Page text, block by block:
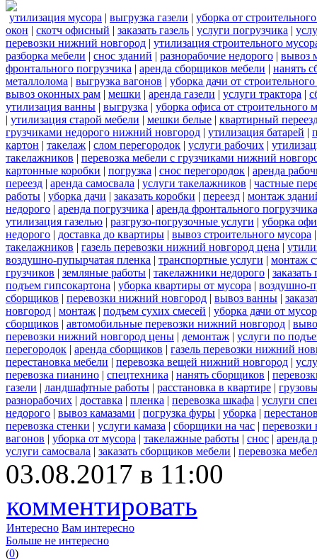
утилизация мусора | выгрузка газели | уборка от
окон | скотч офисный | заказать газель | услуги погрузчика |
перевозки нижний новгород | утилизация строительного
разборка мебели | снос зданий | разнорабочие недорого | вывоз
фронтального погрузчика | аренда сборщиков мебели | нанять
металлолома | выгрузка вагонов | уборка дачи от
вывоз оконных рам | мешки | аренда газели | услуги трактора |
утилизация ванны | выгрузка | уборка офиса от строительного
| утилизация старой мебели | мешки белые | квартирный
грузчиками недорого нижний новгород | утилизация батарей |
картон | такелаж | слом перегородок | услуги рабочих |
такелажников | перевозка мебели с грузчиками нижний
картонные коробки | погрузка | снос перегородок | аренда
переезд | аренда самосвала | услуги такелажников | частные
работы | уборка дачи | заказать коробки | переезд | монтаж
недорого | аренда погрузчика | аренда фронтального погрузчика
утилизация газелью | разгрузо-погрузочные услуги | уборка
недорого | доставка до квартиры | вывоз строительного мусора
такелажников | газель перевозки нижний новгород цена |
воздушно-пупырчатая пленка | транспортные услуги | монтаж
грузчиков | земляные работы | такелажники недорого |
подъем гипсокартона | уборка квартиры от мусора | воздушно-
сборщиков | перевозки нижний новгород | вывоз ванны |
новгород | монтаж | подъем сухих смесей | уборка дачи от
сборщиков | автомобильные перевозки нижний новгород |
перевозки нижний новгород цены | демонтаж | услуги по
перегородок | аренда сборщиков | газель перевозки нижний
перестановка мебели | перевозка вещей нижний новгород |
перевозка пианино | спецтехника | нанять сборщиков |
газели | ландшафтные работы | расстановка в квартире |
разнорабочих | доставка | пленка | перевозка шкафа | услуги
недорого | вывоз камазами | погрузка фуры | уборка |
перевозка стенки | услуги камаза | сборщики на час | перевозки
вагонов | уборка от мусора | такелажные работы | снос | аренда
услуги самосвала | заказать сборщиков мебели | перевозка
03.08.2017 в 11:00
комментировать
Интересно Вам интересно
Больше не интересно
(0)